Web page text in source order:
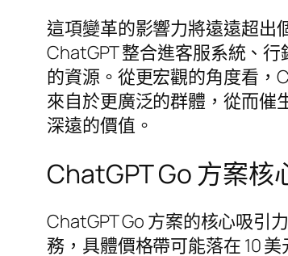
這項變革的影響力將遠遠超出
ChatGPT 整合進客服系統、
的資源。從更宏觀的角度看，
來自於更廣泛的群體，從而催
深遠的價值。
ChatGPT Go 方案
ChatGPT Go 方案的核心吸引
務，具體價格帶可能落在 10